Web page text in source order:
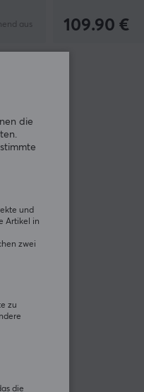
aus 109.90 €
die
und
Artikel in
zwei
zu
die